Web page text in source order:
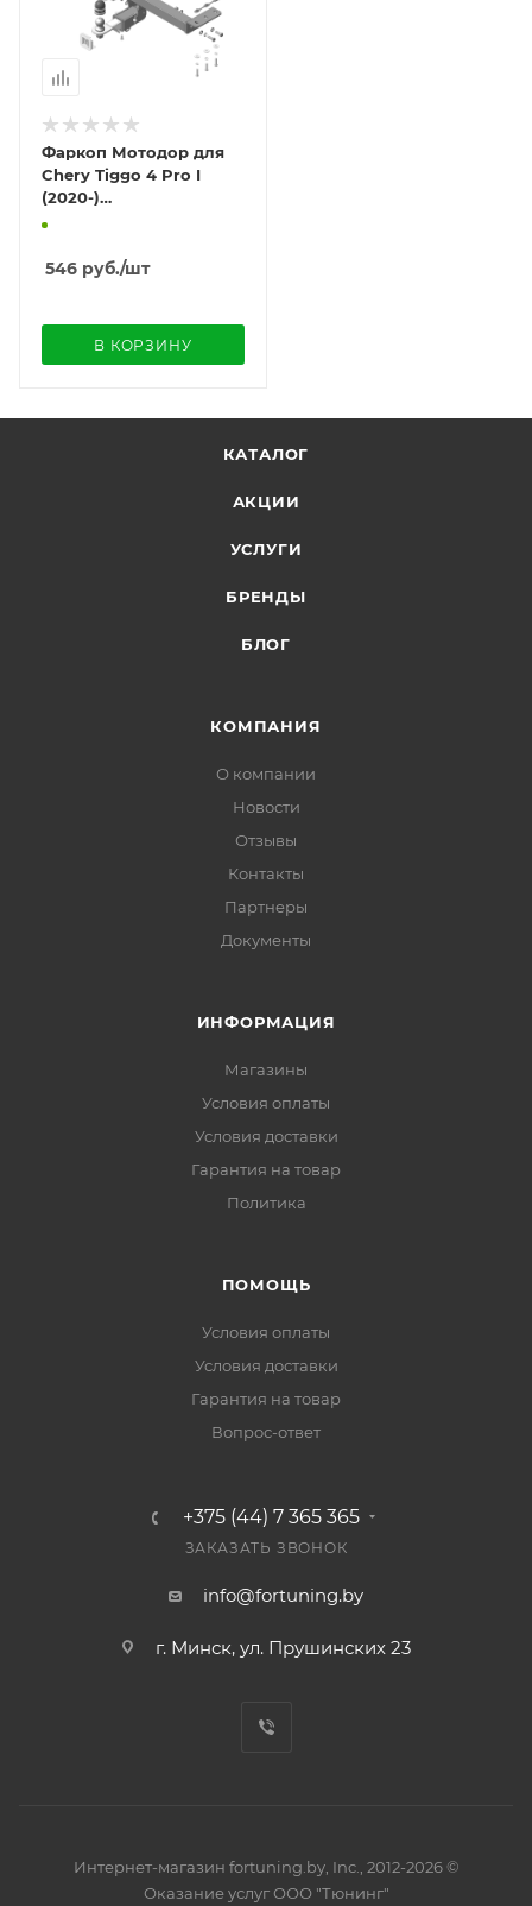
Фаркоп Мотодор для
Chery Tiggo 4 Pro I
(2020-)
«быстросъемный под
546 руб./шт
В КОРЗИНУ
КАТАЛОГ
АКЦИИ
УСЛУГИ
БРЕНДЫ
БЛОГ
КОМПАНИЯ
О компании
Новости
Отзывы
Контакты
Партнеры
Документы
ИНФОРМАЦИЯ
Магазины
Условия оплаты
Условия доставки
Гарантия на товар
Политика
ПОМОЩЬ
Условия оплаты
Условия доставки
Гарантия на товар
Вопрос-ответ
+375 (44) 7 365 365
ЗАКАЗАТЬ ЗВОНОК
info@fortuning.by
г. Минск, ул. Прушинских 23
Интернет-магазин fortuning.by, Inc., 2012-2026 ©
Оказание услуг ООО "Тюнинг"